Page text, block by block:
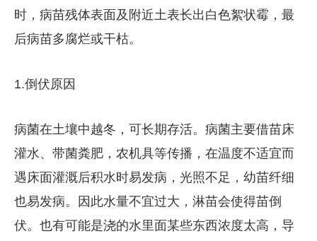
时，病苗残体表面及附近土表长出白色絮状霉，最
后病苗多腐烂或干枯。
1.倒伏原因
病菌在土壤中越冬，可长期存活。病菌主要借苗床
灌水、带菌粪肥，农机具等传播，在温度不适宜而
遇床面灌溉后积水时易发病，光照不足，幼苗纤细
也易发病。因此水量不宜过大，淋苗会使得苗倒
伏。也有可能是浇的水里面某些东西浓度太高，导